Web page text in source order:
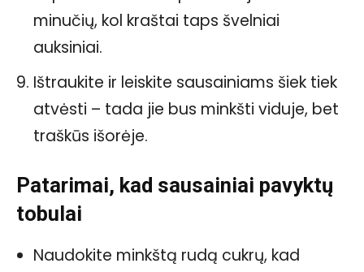
minučių, kol kraštai taps švelniai
auksiniai.
Ištraukite ir leiskite sausainiams šiek tiek
atvėsti – tada jie bus minkšti viduje, bet
traškūs išorėje.
Patarimai, kad sausainiai pavyktų
tobulai
Naudokite minkštą rudą cukrų, kad